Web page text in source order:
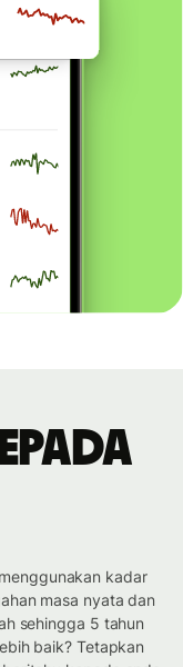
kadar
masa nyata dan
sehingga 5 tahun
baik? Tetapkan